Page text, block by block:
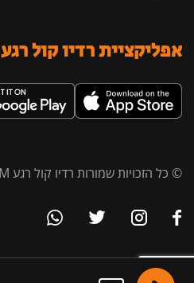
אפליקציית רדיו קול רגע
© כל הזכויות שמורות רדיו קול רגע 96FM 91.5FM